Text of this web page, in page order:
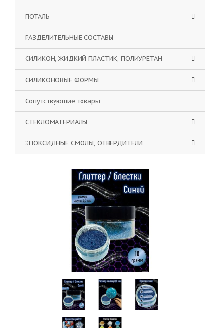
ПОТАЛЬ
РАЗДЕЛИТЕЛЬНЫЕ СОСТАВЫ
СИЛИКОН, ЖИДКИЙ ПЛАСТИК, ПОЛИУРЕТАН
СИЛИКОНОВЫЕ ФОРМЫ
Сопутствующие товары
СТЕКЛОМАТЕРИАЛЫ
ЭПОКСИДНЫЕ СМОЛЫ, ОТВЕРДИТЕЛИ